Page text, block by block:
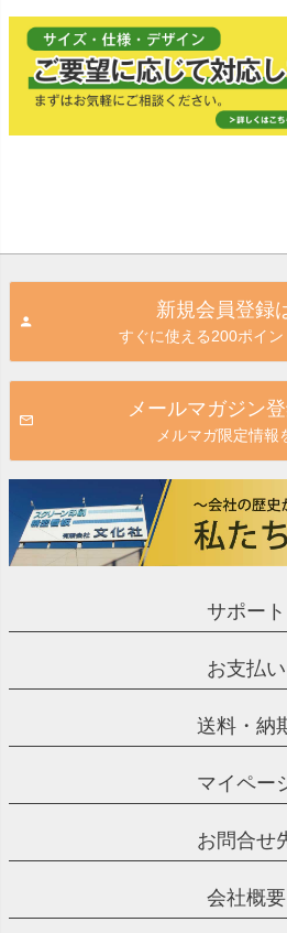
新規会員登録
すぐに使える200ポイン
メールマガジン
メルマガ限定情報
サポート
お支払い
送料・納
マイペー
お問合せ
会社概要